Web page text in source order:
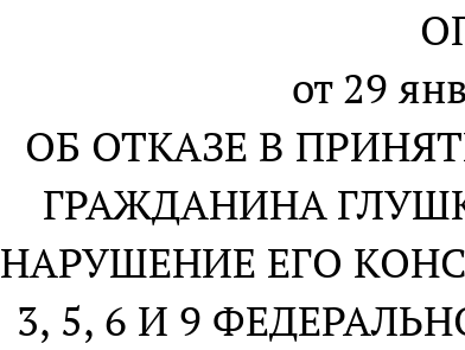
от 29
ОБ ОТКАЗЕ В
ГРАЖДАНИНА
НАРУШЕНИЕ ЕГО
3, 5, 6 И 9